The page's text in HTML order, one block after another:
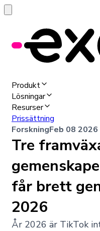
Produkt
Lösningar
Resurser
Prissättning
ForskningFeb 08 2026
Tre
får brett
2026
År 2026 är TikTok